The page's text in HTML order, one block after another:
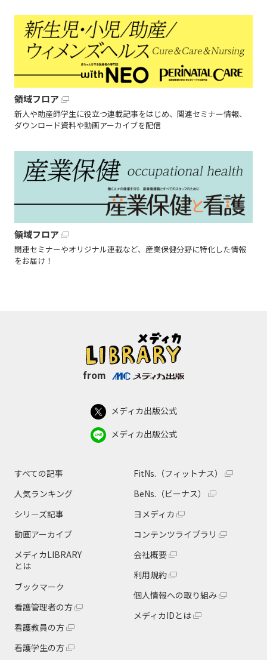
領域フロア
新人や助産師学生に役立つ連載記事をはじめ、関連セミナー情報、
ダウンロード資料や動画アーカイブを配信
領域フロア
関連セミナーやオリジナル連載など、産業保健分野に特化した情報
をお届け！
from
メディカ出版公式
メディカ出版公式
すべての記事
人気ランキング
シリーズ記事
動画アーカイブ
メディカLIBRARY
とは
ブックマーク
看護管理者の方
看護教員の方
看護学生の方
FitNs.（フィットナス）
BeNs.（ビーナス）
ヨメディカ
コンテンツライブラリ
会社概要
利用規約
個人情報への取り組み
メディカIDとは